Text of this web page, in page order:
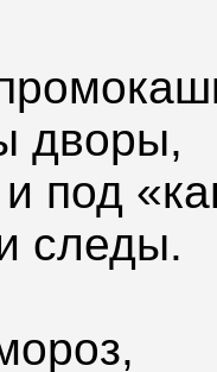
дворы,
под
следы.